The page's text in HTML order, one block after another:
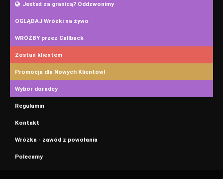
Jesteś za granicą? Oddzwonimy
OGLĄDAJ Wróżki na żywo
WRÓŻBY przez Callback
Zostań klientem
Promocja dla Nowych Klientów!
Wybór doradcy
Regulamin
Kontakt
Wróżka - zawód z powołania
Polecamy